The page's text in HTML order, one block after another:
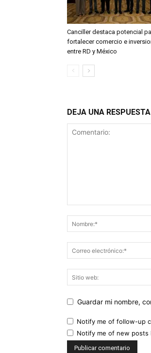
Canciller destaca potencial
fortalecer comercio e
entre RD y México
DEJA UNA RESPUESTA
Guardar mi nombre,
Notify me of follow-up
Notify me of new posts